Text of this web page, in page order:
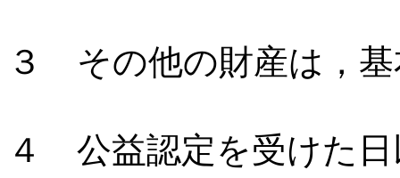
３ その他の財産は，
４ 公益認定を受けた